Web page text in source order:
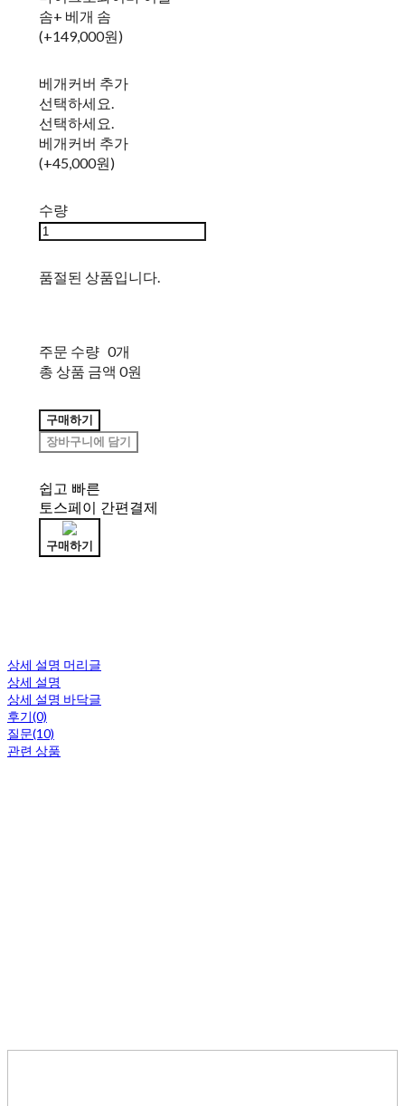
솜+ 베개 솜
(+149,000원)
베개커버 추가
선택하세요.
선택하세요.
베개커버 추가
(+45,000원)
수량
품절된 상품입니다.
주문 수량 0개
총 상품 금액 0원
구매하기
장바구니에 담기
쉽고 빠른
토스페이 간편결제
구매하기
상세 설명 머리글
상세 설명
상세 설명 바닥글
후기(0)
질문(10)
관련 상품